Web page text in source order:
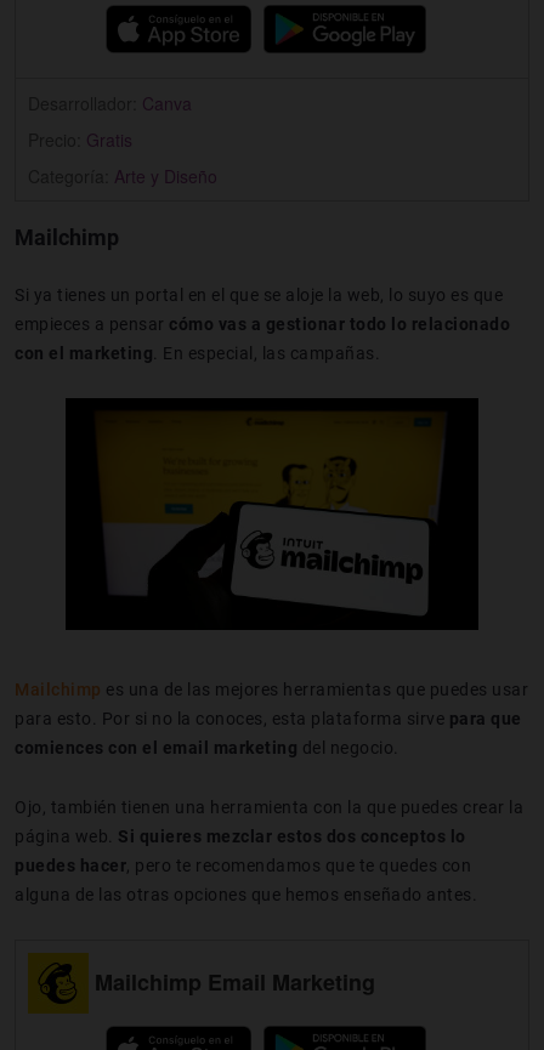
Canva
Gratis
Arte y Diseño
Mailchimp
Si ya tienes un portal en el que se aloje la web, lo suyo es que
empieces a pensar cómo vas a gestionar todo lo relacionado
con el marketing. En especial, las campañas.
Mailchimp es una de las mejores herramientas que puedes usar
para esto. Por si no la conoces, esta plataforma sirve para que
comiences con el email marketing del negocio.
Ojo, también tienen una herramienta con la que puedes crear la
página web. Si quieres mezclar estos dos conceptos lo
puedes hacer , pero te recomendamos que te quedes con
alguna de las otras opciones que hemos enseñado antes.
Mailchimp Email Marketing